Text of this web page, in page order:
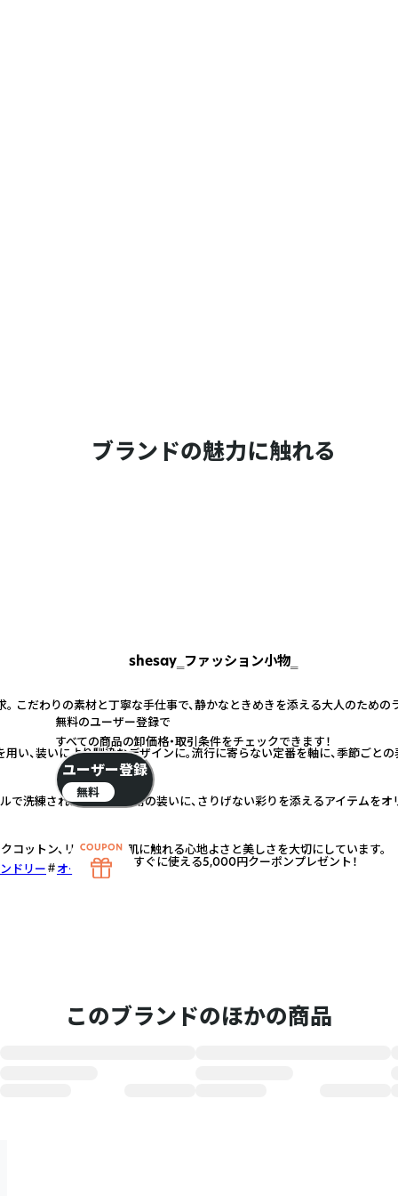
ブランドの魅力に触れる
shesay‗ファッション小物‗
こだわりの素材と丁寧な手仕事で、静かなときめきを添える大人のための
い、装いにより馴染むデザインに。流行に寄らない定番を軸に、季節ごとの
で洗練された佇まい。日常の装いに、さりげない彩りを添えるアイテムをオ
コットン、リネンなど、肌に触れる心地よさと美しさを大切にしています。
ドリー
オーガニック
このブランドのほかの商品
無料のユーザー登録で
すべての商品の卸価格・取引条件をチェックできます！
ユーザー登録
無料
すぐに使える5,000円クーポンプレゼント！